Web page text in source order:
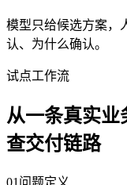
模型只给候选方案，
认、为什么确认。
试点工作流
从一条真实业
查交付链路
01 问题定义